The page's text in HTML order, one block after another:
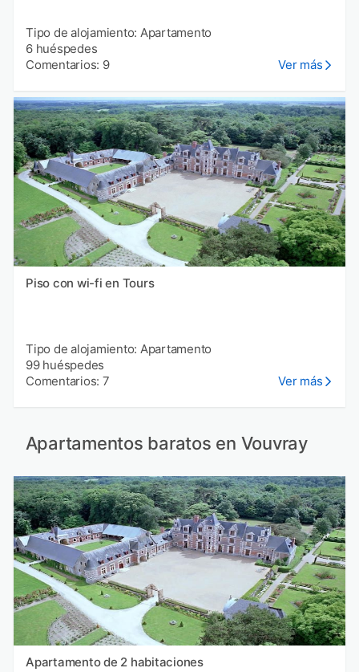
Tipo de alojamiento: Apartamento
6 huéspedes
Comentarios: 9
Ver más
Piso con wi-fi en Tours
Tipo de alojamiento: Apartamento
99 huéspedes
Comentarios: 7
Ver más
Apartamentos baratos en Vouvray
Apartamento de 2 habitaciones